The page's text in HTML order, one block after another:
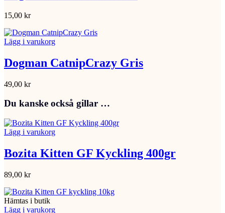
15,00 kr
Lägg i varukorg
Dogman CatnipCrazy Gris
49,00 kr
Du kanske också gillar …
Lägg i varukorg
Bozita Kitten GF Kyckling 400gr
89,00 kr
Hämtas i butik
Lägg i varukorg